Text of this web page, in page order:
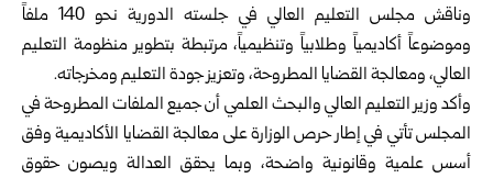
وناقش مجلس التعليم العالي في جلسته الدورية‎ نحو 140 ملفاً
وموضوعاً أكاديمياً ‏وطلابياً وتنظيمياً، مرتبطة بتطوير منظومة التعليم
العالي، ومعالجة القضايا ‏المطروحة، وتعزيز جودة التعليم ومخرجاته‎.‎
وأكد وزير التعليم العالي والبحث العلمي أن جميع الملفات المطروحة في
المجلس ‏تأتي في إطار حرص الوزارة على معالجة القضايا الأكاديمية وفق
أسس علمية ‏وقانونية واضحة، وبما يحقق العدالة ويصون حقوق